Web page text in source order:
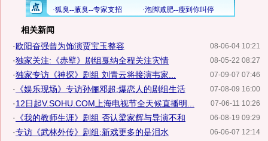
相关新闻
08-06-04 10:21
·欧阳奋强曾为饰演贾宝玉整容
08-05-22 08:27
·独家关注:《赤壁》剧组戛纳全程关注灾情
07-09-07 07:46
·独家专访《神探》剧组 刘青云将接演韦家...
07-08-09 16:00
· 《娱乐现场》专访孙俪邓超:爆恋人的剧组生活
07-06-11 10:26
·12日起V.SOHU.COM上海电视节全天候直播明...
06-08-19 09:29
· 《我的教师生涯》剧组 否认梁家辉与导演不和
06-06-07 12:14
·专访《武林外传》剧组:新戏更多的是泪水